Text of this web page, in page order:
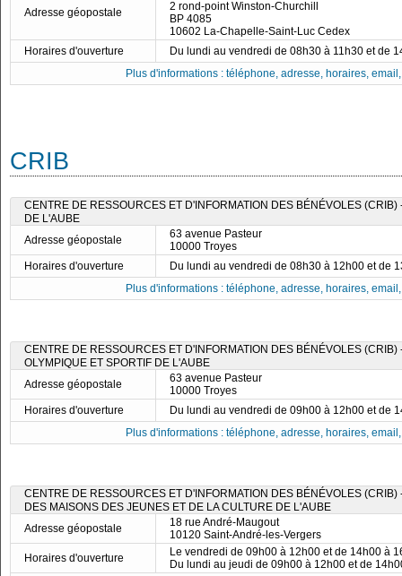
Adresse géopostale
2 rond-point Winston-Churchill
BP 4085
10602 La-Chapelle-Saint-Luc Cedex
Horaires d'ouverture
Du lundi au vendredi de 08h30 à 11h30 et de
Plus d'informations : téléphone, adresse, horaires,
CRIB
CENTRE DE RESSOURCES ET D'INFORMATION DES BÉNÉVOLES (CRIB)
DE L'AUBE
Adresse géopostale
63 avenue Pasteur
10000 Troyes
Horaires d'ouverture
Du lundi au vendredi de 08h30 à 12h00 et de
Plus d'informations : téléphone, adresse, horaires,
CENTRE DE RESSOURCES ET D'INFORMATION DES BÉNÉVOLES (CRIB)
OLYMPIQUE ET SPORTIF DE L'AUBE
Adresse géopostale
63 avenue Pasteur
10000 Troyes
Horaires d'ouverture
Du lundi au vendredi de 09h00 à 12h00 et de
Plus d'informations : téléphone, adresse, horaires,
CENTRE DE RESSOURCES ET D'INFORMATION DES BÉNÉVOLES (CRIB)
DES MAISONS DES JEUNES ET DE LA CULTURE DE L'AUBE
Adresse géopostale
18 rue André-Maugout
10120 Saint-André-les-Vergers
Horaires d'ouverture
Le vendredi de 09h00 à 12h00 et de 14h00 à
Du lundi au jeudi de 09h00 à 12h00 et de